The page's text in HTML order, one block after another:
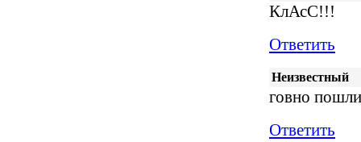
КлАсС!!!
Ответить
Неизвестный
говно
Ответить